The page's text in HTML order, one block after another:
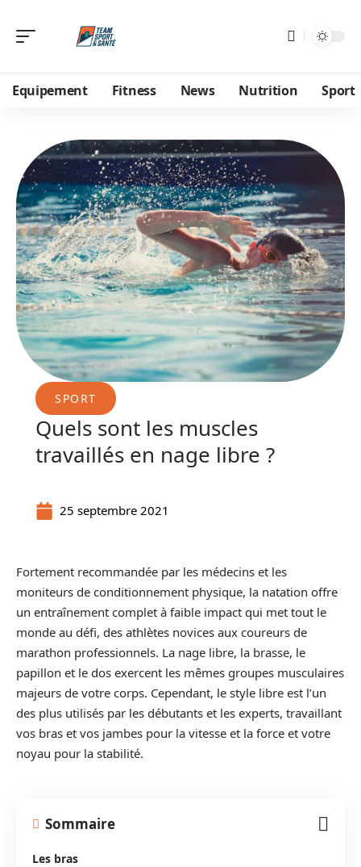
Equipement Fitness News Nutrition Sport
SPORT
Quels sont les muscles
travaillés en nage libre ?
25 septembre 2021
Fortement recommandée par les médecins et les
moniteurs de conditionnement physique, la natation offre
un entraînement complet à faible impact qui met tout le
monde au défi, des athlètes novices aux coureurs de
marathon professionnels. La nage libre, la brasse, le
papillon et le dos exercent les mêmes groupes musculaires
majeurs de votre corps. Cependant, le style libre est l’un
des plus utilisés par les débutants et les experts, travaillant
vos bras et vos jambes pour la vitesse et la force et votre
noyau pour la stabilité.
Sommaire
Les bras